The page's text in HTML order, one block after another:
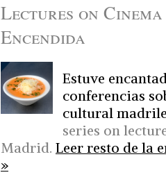
Lectures on
Encendida
Estuve
conferencias
cultural
series on
Madrid. Leer resto de la
»